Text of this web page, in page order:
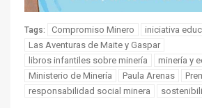
Tags: Compromiso Minero
iniciativa
Las Aventuras de Maite y Gaspar
libros infantiles sobre minería
minería y
Ministerio de Minería
Paula Arenas
responsabilidad social minera